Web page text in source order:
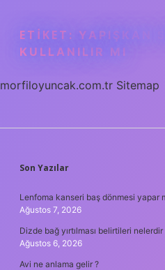
ETIKET: YAPIŞKAN
KULLANILIR MI
morfiloyuncak.com.tr Sitemap
SIDEBAR
Son Yazılar
Lenfoma kanseri baş dönmesi yapar
Ağustos 7, 2026
Dizde bağ yırtılması belirtileri nelerdir
Ağustos 6, 2026
Avi ne anlama gelir ?